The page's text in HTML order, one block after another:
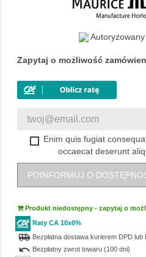
Zapytaj o możliwość
Enim quis fugiat
occaecat deserunt
POINFORMUJ O
Produkt niedostępny - zapytaj o
Raty CA 10x0%
airport_shuttleBezpłatna dostawa kurierem DPD lub
undo Bezpłatny zwrot towaru (100 dni)